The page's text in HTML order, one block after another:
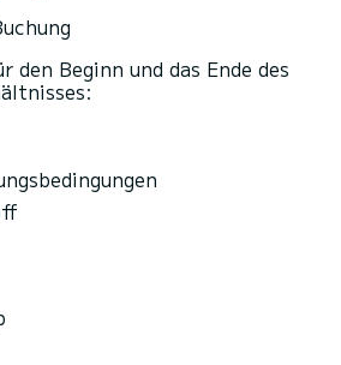
den Beginn und das Ende des